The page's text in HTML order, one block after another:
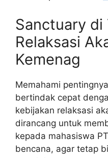
Sanctuary di
Relaksasi
Kemenag
Memahami
bertindak cepat
kebijakan relaksasi
dirancang untuk
kepada mahasiswa
bencana, agar tetap